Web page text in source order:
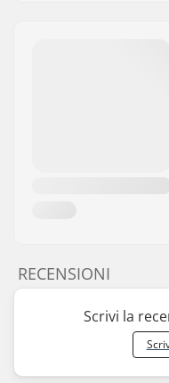
RECENSIONI
Scrivi la